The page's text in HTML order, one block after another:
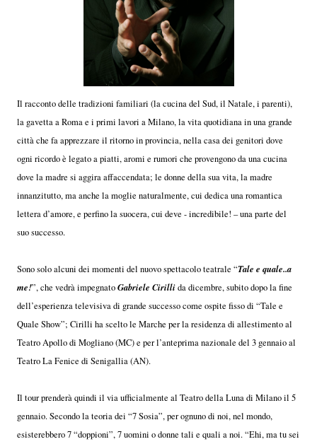
Il racconto delle tradizioni familiari (la cucina del Sud, il Natale, i parenti),
la gavetta a Roma e i primi lavori a Milano, la vita quotidiana in una grande
città che fa apprezzare il ritorno in provincia, nella casa dei genitori dove
ogni ricordo è legato a piatti, aromi e rumori che provengono da una cucina
dove la madre si aggira affaccendata; le donne della sua vita, la madre
innanzitutto, ma anche la moglie naturalmente, cui dedica una romantica
lettera d’amore, e perfino la suocera, cui deve - incredibile! – una parte del
suo successo.
Sono solo alcuni dei momenti del nuovo spettacolo teatrale “Tale e quale..a
me!”, che vedrà impegnatoGabriele Cirillida dicembre, subito dopo la fine
dell’esperienza televisiva di grande successo come ospite fisso di “Tale e
Quale Show”; Cirilli ha scelto le Marche per la residenza di allestimento al
Teatro Apollo di Mogliano (MC) e per l’anteprima nazionale del 3 gennaio al
Teatro La Fenice di Senigallia (AN).
Il tour prenderà quindi il via ufficialmente al Teatro della Luna di Milano il 5
gennaio. Secondo la teoria dei “7 Sosia”, per ognuno di noi, nel mondo,
esisterebbero 7 “doppioni”, 7 uomini o donne tali e quali a noi. “Ehi, ma tu sei